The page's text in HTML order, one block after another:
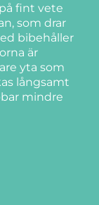
fint vete
som drar
bibehåller
är
yta som
långsamt
mindre